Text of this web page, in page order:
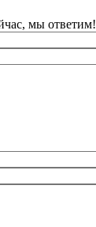
мы ответим!